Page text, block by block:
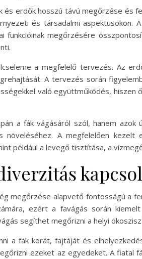
és erdők hosszú távú megőrzése és
és társadalmi
funkcióinak megőrzésére
a megfelelő tervezés. Az
A tervezés során
való együttműködés,
a fák vágásáról szól, hanem
növeléséhez. A megfelelően
például a levegő tisztítása, a
megőrzése alapvető fontosságú a
ezért a favágás során
segíthet megőrizni a helyi
a fák korát, fajtáját és
ezeket az egyedeket. A fiatal